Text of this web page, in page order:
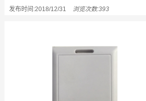
发布时间:2018/12/31 浏览次数:393